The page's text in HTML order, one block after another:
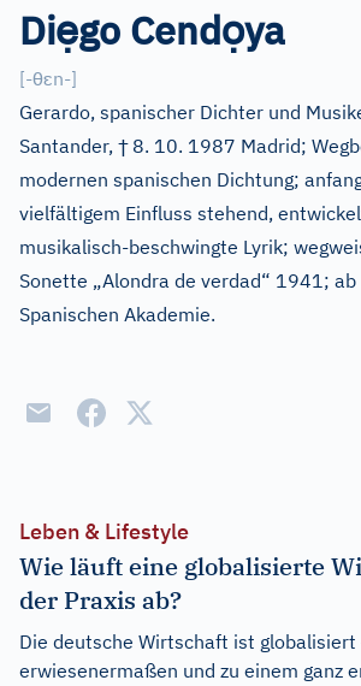
Diẹgo Cendọya
[-θɛn-]
Gerardo, spanischer Dichter und
Santander, † 8. 10. 1987 Madrid;
modernen spanischen Dichtung;
vielfältigem Einfluss stehend,
musikalisch-beschwingte Lyrik;
Sonette „Alondra de verdad“ 1941;
Spanischen Akademie.
Leben & Lifestyle
Wie läuft eine globalisierte
der Praxis ab?
Die deutsche Wirtschaft ist globalisiert
erwiesenermaßen und zu einem ganz